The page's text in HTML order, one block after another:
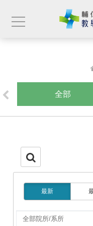
全部
最新
選